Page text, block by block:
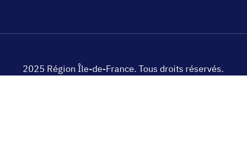
2025 Région Île-de-France. Tous droits réservés.